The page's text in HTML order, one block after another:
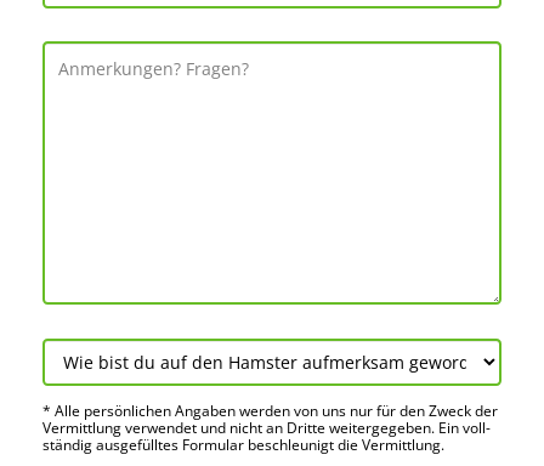
* Alle persön­lichen Angaben werden von uns nur für den Zweck der
Vermitt­lung verwendet und nicht an Dritte weiter­gegeben. Ein voll­
ständig ausge­fülltes Formular beschleu­nigt die Vermitt­lung.